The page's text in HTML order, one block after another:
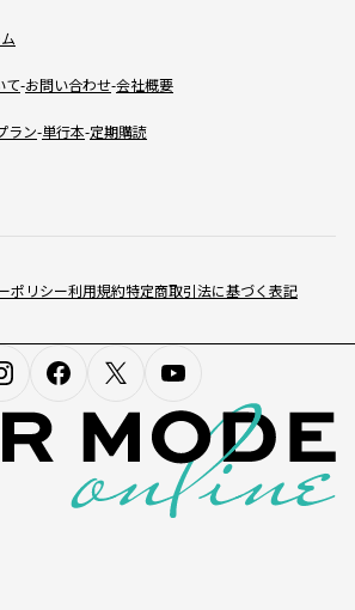
ポリシー利用規約特定商取引法に基づく表記
て お問い合わせ 会社概要
ラン 単行本 定期購読